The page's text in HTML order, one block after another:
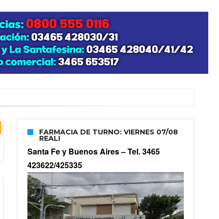
FARMACIA DE TURNO: VIERNES 07/08
REALI
Santa Fe y Buenos Aires –Tel. 3465
423622/425335